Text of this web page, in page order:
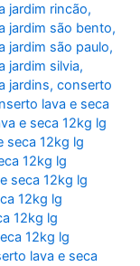
jardim rincão,
jardim são bento,
jardim são paulo,
jardim silvia,
jardins,conserto
lava e seca
e seca 12kg lg
seca 12kg lg
12kg lg
seca 12kg lg
12kg lg
12kg lg
12kg lg
lava e seca